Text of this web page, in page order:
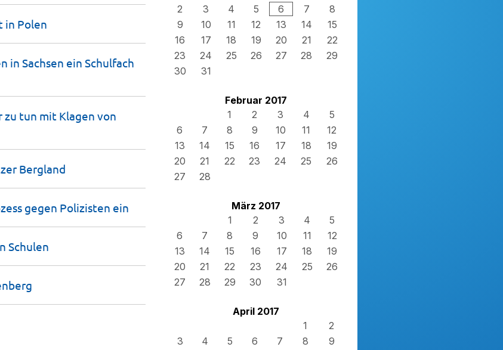
2
3 4 5 6 7
8
9
10 11 12 13 14
15
16
17 18 19 20 21
22
23
24 25 26 27 28
29
30
31
Februar 2017
1
2 3 4
5
6
7 8 9 10 11
12
13
14 15 16 17 18
19
20
21 22 23 24 25
26
27
28
März 2017
1
2 3 4
5
6
7 8 9 10 11
12
13
14 15 16 17 18
19
20
21 22 23 24 25
26
27
28 29 30 31
April 2017
1
2
3
4 5 6 7 8
9
in Polen
in Sachsen ein Schulfach
zu tun mit Klagen von
Bergland
gegen Polizisten ein
Schulen